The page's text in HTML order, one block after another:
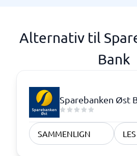
Alternativ til
Bank
Sparebanken Øst
SAMMENLIGN